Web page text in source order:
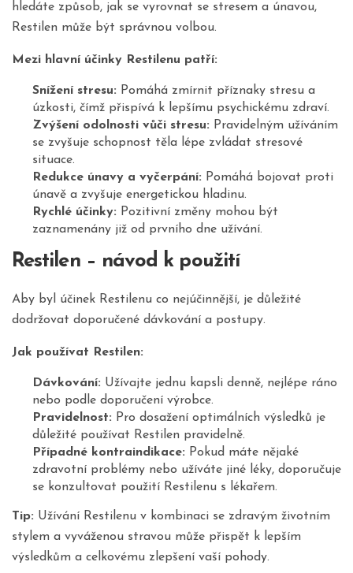
hledáte způsob, jak se vyrovnat se stresem a únavou,
Restilen může být správnou volbou.
Mezi hlavní účinky Restilenu patří:
Snížení stresu: Pomáhá zmírnit příznaky stresu a
úzkosti, čímž přispívá k lepšímu psychickému zdraví.
Zvýšení odolnosti vůči stresu: Pravidelným užíváním
se zvyšuje schopnost těla lépe zvládat stresové
situace.
Redukce únavy a vyčerpání: Pomáhá bojovat proti
únavě a zvyšuje energetickou hladinu.
Rychlé účinky: Pozitivní změny mohou být
zaznamenány již od prvního dne užívání.
Restilen – návod k použití
Aby byl účinek Restilenu co nejúčinnější, je důležité
dodržovat doporučené dávkování a postupy.
Jak používat Restilen:
Dávkování: Užívajte jednu kapsli denně, nejlépe ráno
nebo podle doporučení výrobce.
Pravidelnost: Pro dosažení optimálních výsledků je
důležité používat Restilen pravidelně.
Případné kontraindikace: Pokud máte nějaké
zdravotní problémy nebo užíváte jiné léky, doporučuje
se konzultovat použití Restilenu s lékařem.
Tip: Užívání Restilenu v kombinaci se zdravým životním
stylem a vyváženou stravou může přispět k lepším
výsledkům a celkovému zlepšení vaší pohody.